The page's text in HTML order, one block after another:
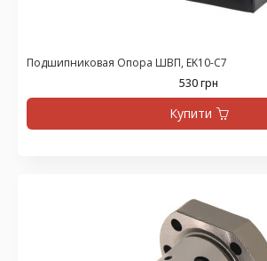
Подшипниковая Опора ШВП, EK10-C7
530 грн
Купити